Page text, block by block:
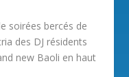
soirées bercés de
des DJ résidents
new Baoli en haut